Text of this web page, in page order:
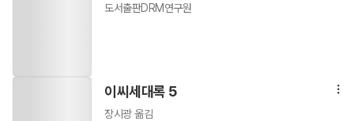
도서출판DRM연구원
이씨세대록 5
장시광 옮김